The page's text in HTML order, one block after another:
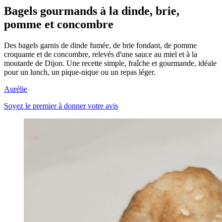
Bagels gourmands à la dinde, brie,
pomme et concombre
Des bagels garnis de dinde fumée, de brie fondant, de pomme
croquante et de concombre, relevés d'une sauce au miel et à la
moutarde de Dijon. Une recette simple, fraîche et gourmande, idéale
pour un lunch, un pique-nique ou un repas léger.
Aurélie
Soyez le premier à donner votre avis